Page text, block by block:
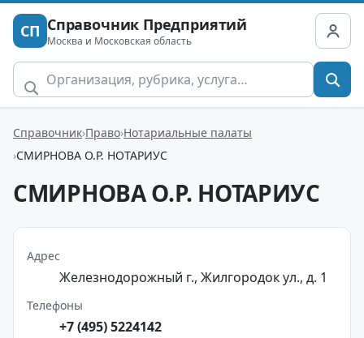
СП Справочник Предприятий
Москва и Московская область
Справочник Право Нотариальные палаты
СМИРНОВА О.Р. НОТАРИУС
СМИРНОВА О.Р. НОТАРИУС
Адрес
Железнодорожный г., Жилгородок ул., д. 1
Телефоны
+7 (495) 5224142